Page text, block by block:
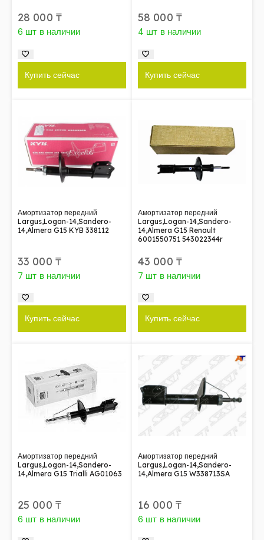
28 000 ₸
6 шт в наличии
Купить сейчас
58 000 ₸
4 шт в наличии
Купить сейчас
Амортизатор передний
Largus,Logan-14,Sandero-
14,Almera G15 KYB 338112
33 000 ₸
7 шт в наличии
Купить сейчас
Амортизатор передний
Largus,Logan-14,Sandero-
14,Almera G15 Renault
6001550751 543022344r
43 000 ₸
7 шт в наличии
Купить сейчас
Амортизатор передний
Largus,Logan-14,Sandero-
14,Almera G15 Trialli AG01063
25 000 ₸
6 шт в наличии
Амортизатор передний
Largus,Logan-14,Sandero-
14,Almera G15 W338713SA
16 000 ₸
6 шт в наличии